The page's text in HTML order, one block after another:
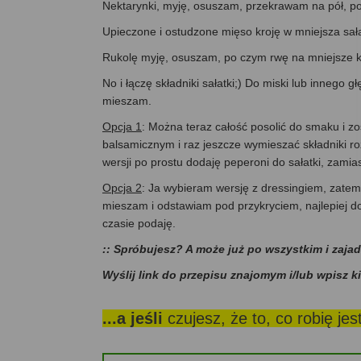
Nektarynki, myję, osuszam, przekrawam na pół,
Upieczone i ostudzone mięso kroję w mniejsza
Rukolę myję, osuszam, po czym rwę na mniejsze
No i łączę składniki sałatki;) Do miski lub innego
mieszam.
Opcja 1 : Można teraz całość posolić do smaku i
balsamicznym i raz jeszcze wymieszać składniki
wersji po prostu dodaję peperoni do sałatki,
Opcja 2: Ja wybieram wersję z dressingiem,
mieszam i odstawiam pod przykryciem, najlepiej
czasie podaję.
:: Spróbujesz? A może już po wszystkim i
Wyślij link do przepisu znajomym i/lub wpisz
...a jeśli czujesz, że to, co robię